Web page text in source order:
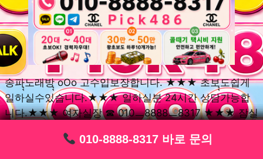
010-8888-8317 바로 문의
010-8888-8317 바로 문의
010-8888-8317 바로 문의
010-8888-8317 바로 문의
010-8888-8317 바로 문의
010-8888-8317 바로 문의
송파ุุ노래방ุุ oOo 고수입보장합니다. ★★★ 초보ุุ도쉽게
일하실수있습니다.★★★ 일하실분 24시간 상담가능합
니다.★★★ 여자실장 ☎ 010ㅡ8888ㅡ8317 ★★★ 잠실
요. 여성ㅣุุ알바ุุㅣ여기 신천동ุุ노래방ุุ ◞✿ 풍납동ุุ노래방ุุ
010-8888-8317 바로 문의
010-8888-8317 바로 문의
010-8888-8317 바로 문의